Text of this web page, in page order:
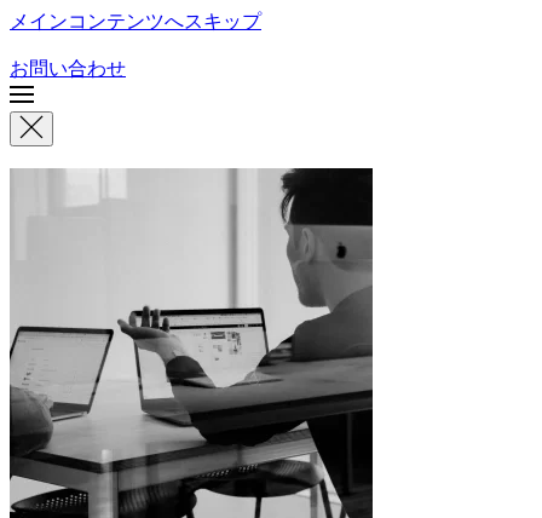
メインコンテンツへスキップ
お問い合わせ